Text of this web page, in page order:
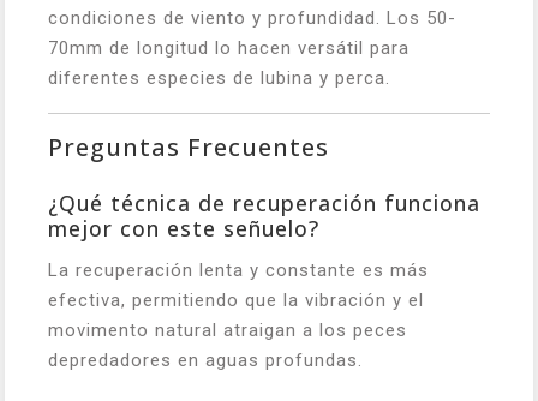
condiciones de viento y profundidad. Los 50-
70mm de longitud lo hacen versátil para
diferentes especies de lubina y perca.
Preguntas Frecuentes
¿Qué técnica de recuperación funciona
mejor con este señuelo?
La recuperación lenta y constante es más
efectiva, permitiendo que la vibración y el
movimento natural atraigan a los peces
depredadores en aguas profundas.